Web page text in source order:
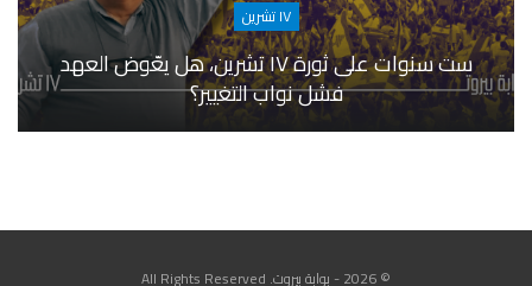
١٧ تشرين
ست سنوات على ثورة ١٧ تشرين، هل يعّوض العهد
فشل نواب التغيير؟
© 2026 - بوابة بيروت. All Rights Reserved